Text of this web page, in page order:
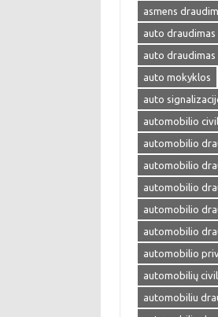
asmens
auto
auto draudimas
auto mokyklos
auto
automobilio
automobilio
automobilio
automobilio
automobilio
automobilio
automobilio
automobilių
automobiliu